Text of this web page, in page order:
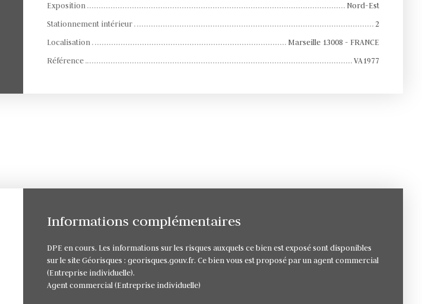
Exposition
Nord-Est
Stationnement intérieur
2
Localisation
Marseille 13008 - FRANCE
Référence
VA1977
Informations complémentaires
DPE en cours. Les informations sur les risques auxquels ce bien est exposé sont disponibles
sur le site Géorisques : georisques.gouv.fr. Ce bien vous est proposé par un agent commercial
(Entreprise individuelle).
Agent commercial (Entreprise individuelle)